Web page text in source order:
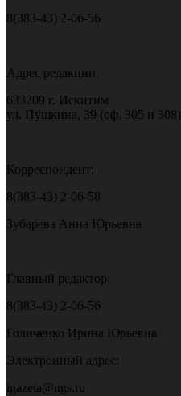
8(383-43) 2-06-56
Адрес редакции:
633209 г. Искитим
ул. Пушкина, 39 (оф. 305 и 308)
Корреспондент:
8(383-43) 2-06-58
Зубарева Анна Юрьевна
Главный редактор:
8(383-43) 2-06-56
Голиченко Ирина Юрьевна
Электронный адрес:
igazeta@ngs.ru